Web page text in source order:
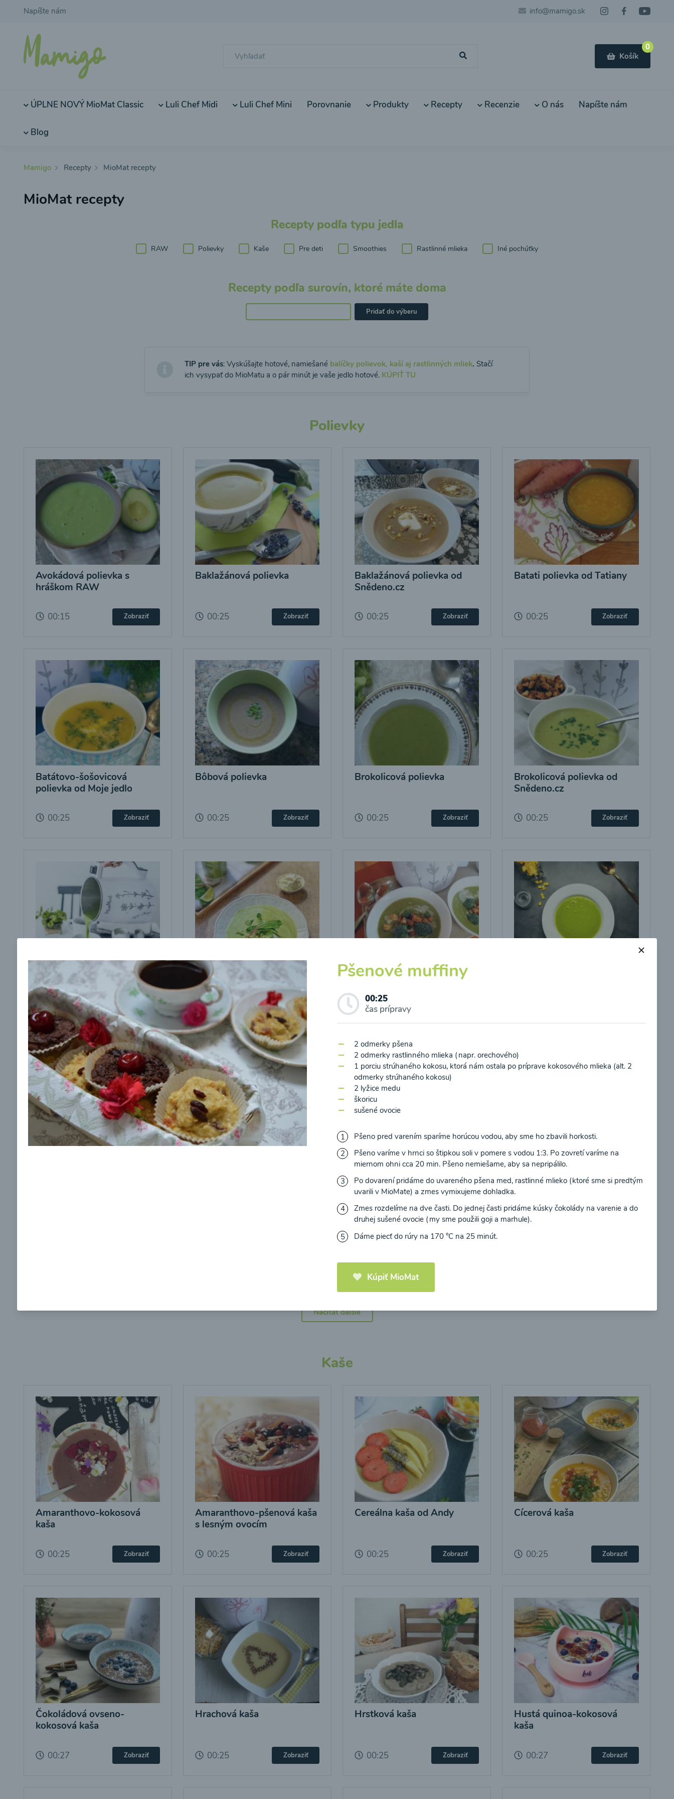
Napíšte nám info@mamigo.sk
0
Košík
ÚPLNE NOVÝ MioMat Classic Luli Chef Midi Luli Chef Mini Porovnanie Produkty Recepty Recenzie O nás Napíšte nám
Blog
Mamigo Recepty MioMat recepty
MioMat recepty
Recepty podľa typu jedla
RAW Polievky Kaše Pre deti Smoothies Rastlinné mlieka Iné pochúťky
Recepty podľa surovín, ktoré máte doma
Pridať do výberu
TIP pre vás: Vyskúšajte hotové, namiešané balíčky polievok, kaší aj rastlinných mliek. Stačí
ich vysypať do MioMatu a o pár minút je vaše jedlo hotové. KÚPIŤ TU
Polievky
Avokádová polievka s
hráškom RAW
00:15 Zobraziť
Baklažánová polievka
00:25 Zobraziť
Baklažánová polievka od
Snědeno.cz
00:25 Zobraziť
Batati polievka od Tatiany
00:25 Zobraziť
Batátovo-šošovicová
polievka od Moje jedlo
00:25 Zobraziť
Bôbová polievka
00:25 Zobraziť
Brokolicová polievka
00:25 Zobraziť
Brokolicová polievka od
Snědeno.cz
00:25 Zobraziť
Brokolicová polievka s
cesnakom od LaPetit
00:25 Zobraziť
Brokolicová polievka s
cviklovými listami
00:25 Zobraziť
Brokolicová polievka s
Snědeno.cz
Brokolicová polievka so
syrom
Brokolicové cappuccino
Načítať ďalšie
Kaše
Amaranthovo-kokosová
kaša
00:25 Zobraziť
Amaranthovo-pšenová kaša
s lesným ovocím
00:25 Zobraziť
Cereálna kaša od Andy
00:25 Zobraziť
Cícerová kaša
00:25 Zobraziť
Čokoládová ovseno-
kokosová kaša
00:27 Zobraziť
Hrachová kaša
00:25 Zobraziť
Hrstková kaša
00:25 Zobraziť
Hustá quinoa-kokosová
kaša
00:27 Zobraziť
Pšenové muffiny
00:25
čas prípravy
2 odmerky pšena
2 odmerky rastlinného mlieka (napr. orechového)
1 porciu strúhaného kokosu, ktorá nám ostala po príprave kokosového mlieka (alt. 2
odmerky strúhaného kokosu)
2 lyžice medu
škoricu
sušené ovocie
Pšeno pred varením sparíme horúcou vodou, aby sme ho zbavili horkosti.
Pšeno varíme v hrnci so štipkou soli v pomere s vodou 1:3. Po zovretí varíme na
miernom ohni cca 20 min. Pšeno nemiešame, aby sa nepripálilo.
Po dovarení pridáme do uvareného pšena med, rastlinné mlieko (ktoré sme si predtým
uvarili v MioMate) a zmes vymixujeme dohladka.
Zmes rozdelíme na dve časti. Do jednej časti pridáme kúsky čokolády na varenie a do
druhej sušené ovocie (my sme použili goji a marhule).
Dáme piecť do rúry na 170 °C na 25 minút.
Kúpiť MioMat
Odber noviniek a akcií
Odoslaním registrácie na Newsletter súhlasím so spracovaním osobných údajov pre účely zasielania newsletteru a potvrdzujem, že som si prečítal(a)
Ochrane osobných údajova súhlasím s nimi.
Súhlasím